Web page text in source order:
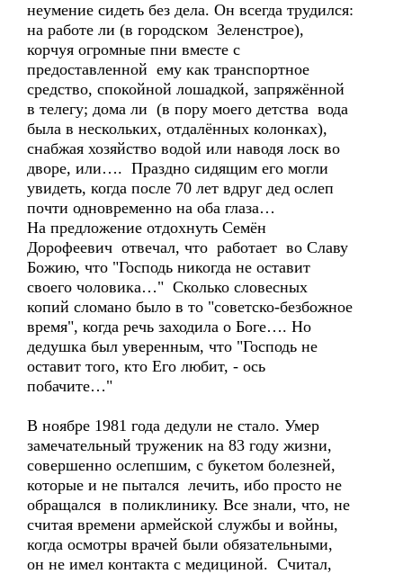
неумение сидеть без дела. Он всегда трудился:
на работе ли (в городском Зеленстрое),
корчуя огромные пни вместе с
предоставленной ему как транспортное
средство, спокойной лошадкой, запряжённой
в телегу; дома ли (в пору моего детства вода
была в нескольких, отдалённых колонках),
снабжая хозяйство водой или наводя лоск во
дворе, или…. Праздно сидящим его могли
увидеть, когда после 70 лет вдруг дед ослеп
почти одновременно на оба глаза…
На предложение отдохнуть Семён
Дорофеевич отвечал, что работает во Славу
Божию, что "Господь никогда не оставит
своего чоловика…" Сколько словесных
копий сломано было в то "советско-безбожное
время", когда речь заходила о Боге…. Но
дедушка был уверенным, что "Господь не
оставит того, кто Его любит, - ось
побачите…"
В ноябре 1981 года дедули не стало. Умер
замечательный труженик на 83 году жизни,
совершенно ослепшим, с букетом болезней,
которые и не пытался лечить, ибо просто не
обращался в поликлинику. Все знали, что, не
считая времени армейской службы и войны,
когда осмотры врачей были обязательными,
он не имел контакта с медициной. Считал,